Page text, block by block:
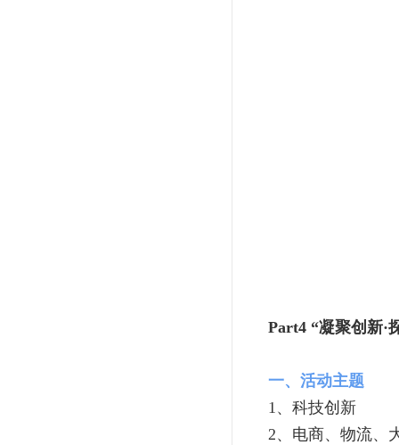
Part4 “凝聚创新·
一、活动主题
1、科技创新
2、电商、物流、